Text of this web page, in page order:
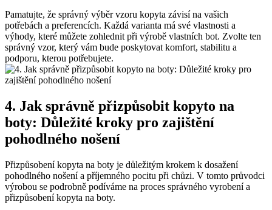
Pamatujte, že správný výběr vzoru kopyta ⁢závisí na vašich
potřebách a preferencích. Každá varianta má⁣ své vlastnosti a
výhody, které můžete zohlednit při výrobě vlastních bot. Zvolte ten
správný vzor,‍ který vám⁢ bude poskytovat ‌komfort, stabilitu a
podporu, kterou potřebujete.
4.⁢ Jak správně přizpůsobit kopyto na
boty: Důležité kroky pro zajištění
pohodlného nošení
Přizpůsobení kopyta na boty⁤ je důležitým krokem k dosažení
pohodlného nošení⁤ a příjemného pocitu ‍při chůzi. V tomto průvodci
výrobou se⁢ podrobně ⁣podíváme na proces‌ správného⁤ vyrobení a
přizpůsobení kopyta na ⁢boty.